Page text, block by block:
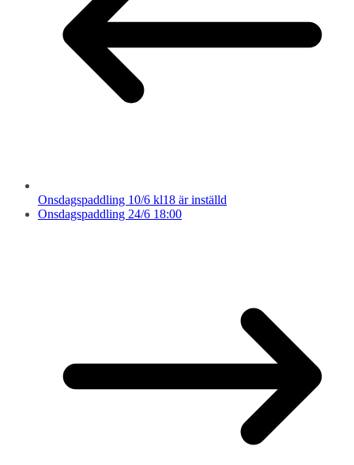
Onsdagspaddling 10/6 kl18 är inställd
Onsdagspaddling 24/6 18:00